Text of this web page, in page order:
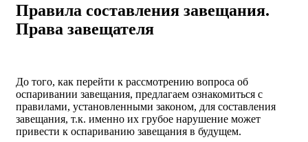
Правила составления завещания.
Права завещателя
До того, как перейти к рассмотрению вопроса об
оспаривании завещания, предлагаем ознакомиться с
правилами, установленными законом, для составления
завещания, т.к. именно их грубое нарушение может
привести к оспариванию завещания в будущем.